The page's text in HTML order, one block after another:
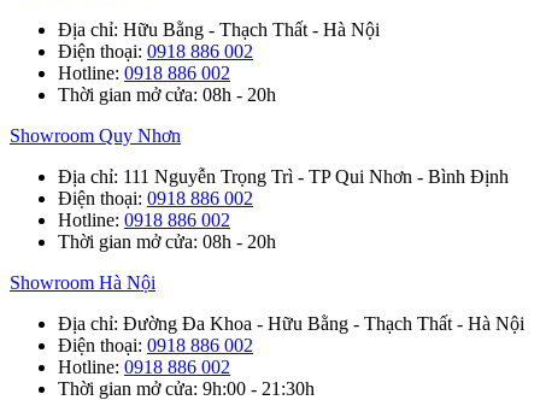
Địa chỉ: Hữu Bằng - Thạch Thất - Hà Nội
Điện thoại: 0918 886 002
Hotline: 0918 886 002
Thời gian mở cửa: 08h - 20h
Showroom Quy Nhơn
Địa chỉ: 111 Nguyễn Trọng Trì - TP Qui Nhơn - Bình Định
Điện thoại: 0918 886 002
Hotline: 0918 886 002
Thời gian mở cửa: 08h - 20h
Showroom Hà Nội
Địa chỉ: Đường Đa Khoa - Hữu Bằng - Thạch Thất - Hà Nội
Điện thoại: 0918 886 002
Hotline: 0918 886 002
Thời gian mở cửa: 9h:00 - 21:30h